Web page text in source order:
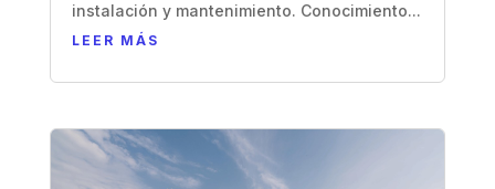
instalación y mantenimiento. Conocimiento...
LEER MÁS